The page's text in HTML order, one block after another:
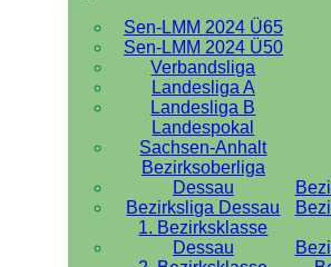
Sen-LMM 2024 Ü65
Sen-LMM 2024 Ü50
Verbandsliga
Landesliga A
Landesliga B
Landespokal
Sachsen-Anhalt
Bezirksoberliga
Dessau
Bezirksliga Dessau
1. Bezirksklasse
Dessau